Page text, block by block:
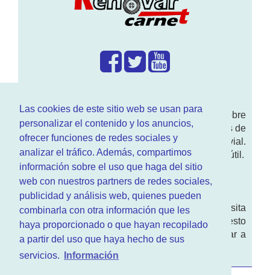
Las cookies de este sitio web se usan para
personalizar el contenido y los anuncios,
ofrecer funciones de redes sociales y
analizar el tráfico. Además, compartimos
información sobre el uso que haga del sitio
web con nuestros partners de redes sociales,
publicidad y análisis web, quienes pueden
combinarla con otra información que les
haya proporcionado o que hayan recopilado
a partir del uso que haya hecho de sus
servicios.
Información
Enwww.RenovarCarnet.comTe contamos sobre
larenovación del permisode conducir, noticias de
actualidad motor y sobre todo seguridad vial.
Ademas tenemos todo tipo de información DGT útil.
¿Quienes somos?
Quieres saber quien mantiene la pagina, visita
nuestrasección de contacto. Aquí tienes nuesto
aviso legal
. Basicamente no queremos engañar a
nadie.